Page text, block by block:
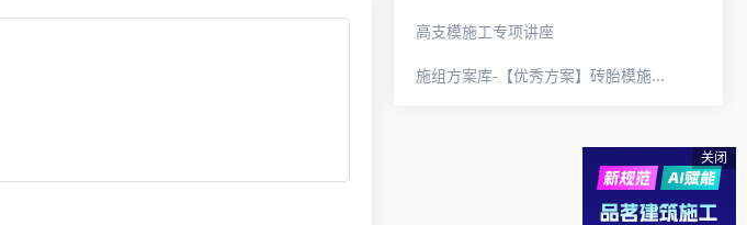
高支模施工专项讲座
施组方案库-【优秀方案】砖胎模施工方案--江东核心区6#地块（总包二分）.pdf
关闭